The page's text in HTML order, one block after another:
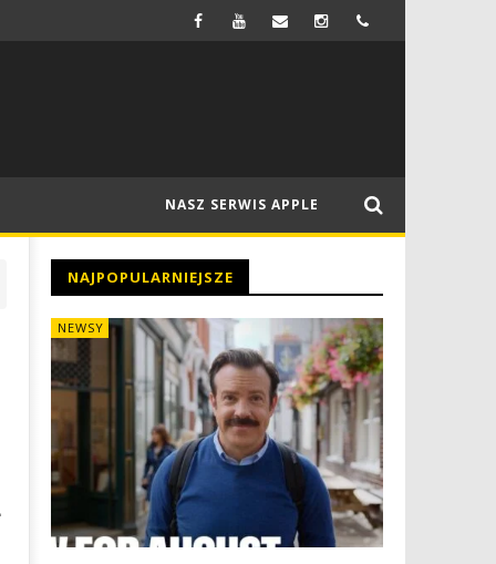
NEWSY
NASZ SERWIS APPLE
NAJPOPULARNIEJSZE
NEWSY